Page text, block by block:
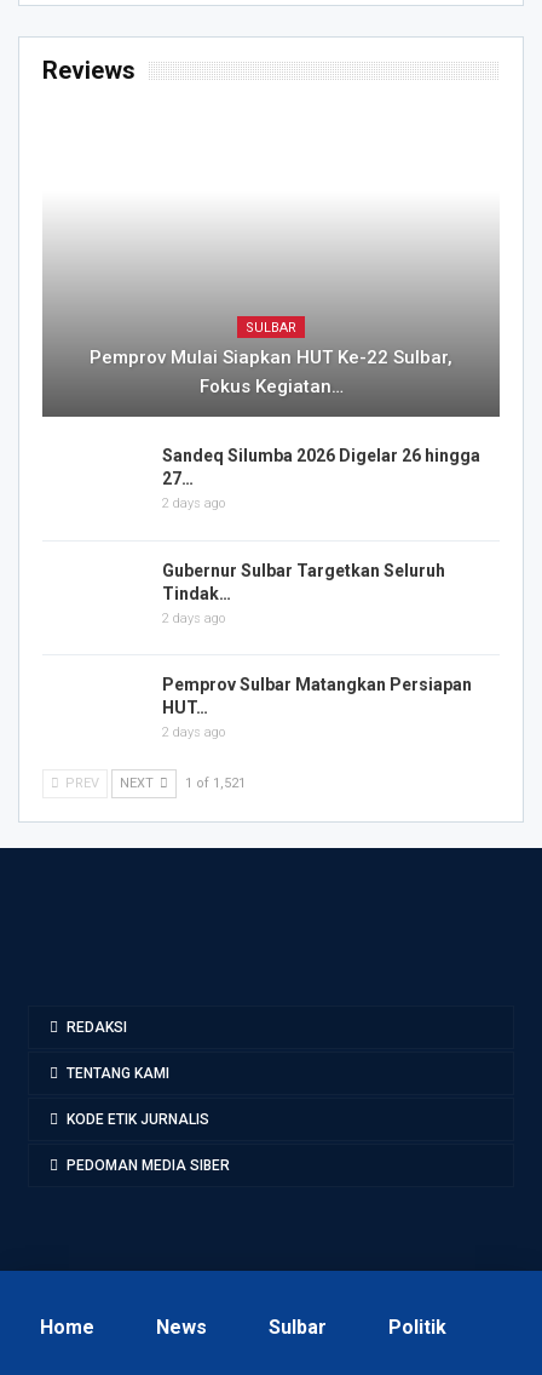
Reviews
SULBAR
Pemprov Mulai Siapkan HUT Ke-22 Sulbar,
Fokus Kegiatan…
Sandeq Silumba 2026 Digelar 26 hingga
27…
2 days ago
Gubernur Sulbar Targetkan Seluruh
Tindak…
2 days ago
Pemprov Sulbar Matangkan Persiapan
HUT…
2 days ago
PREV NEXT 1 of 1,521
REDAKSI
TENTANG KAMI
KODE ETIK JURNALIS
PEDOMAN MEDIA SIBER
Home News Sulbar Politik